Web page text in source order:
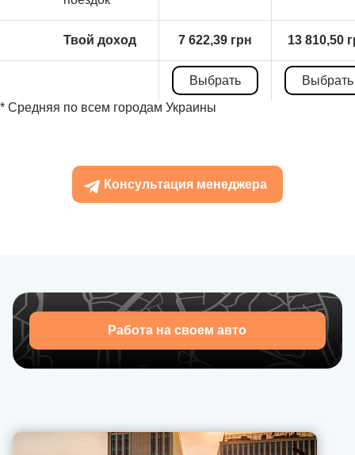
Твой доход 7 622,39 грн 13 810,50
Выбрать
Выбрать
* Средняя по всем городам Украины
Консультация менеджера
Работа на своем авто